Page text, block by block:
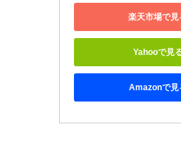
楽天市場で見
Yahooで見
Amazonで見